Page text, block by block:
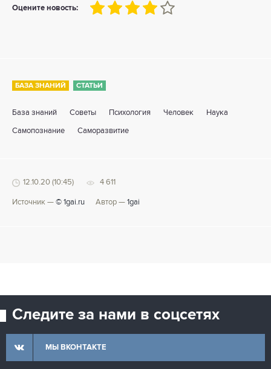
Оцените новость:
80
1 2 3 4 5
БАЗА ЗНАНИЙ СТАТЬИ
База знаний Советы Психология Человек Наука
Самопознание Саморазвитие
12.10.20 (10:45) 4 611
Источник — © 1gai.ru Автор — 1gai
Следите за нами в соцсетях
МЫ ВКОНТАКТЕ